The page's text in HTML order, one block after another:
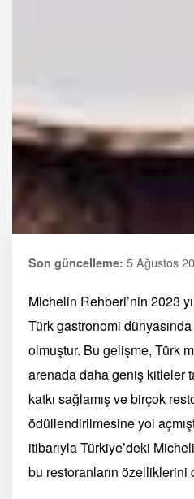
Son güncelleme: 5 Ağustos
Michelin Rehberi’nin 2023
Türk gastronomi
olmuştur. Bu gelişme, Türk
arenada daha geniş kitleler
katkı sağlamış ve birçok
ödüllendirilmesine yol
itibarıyla Türkiye’deki
bu restoranların özelliklerini